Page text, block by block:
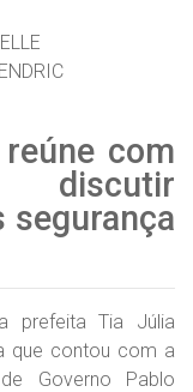
com
discutir
segurança
prefeita Tia Júlia
que contou com a
Governo Pablo